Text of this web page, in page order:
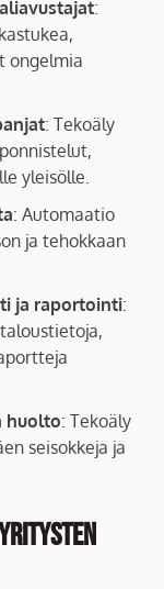
:
ongelmia
: Tekoäly
yleisölle.
: Automaatio
ja tehokkaan
ja raportointi:
huolto: Tekoäly
seisokkeja ja
yritysten